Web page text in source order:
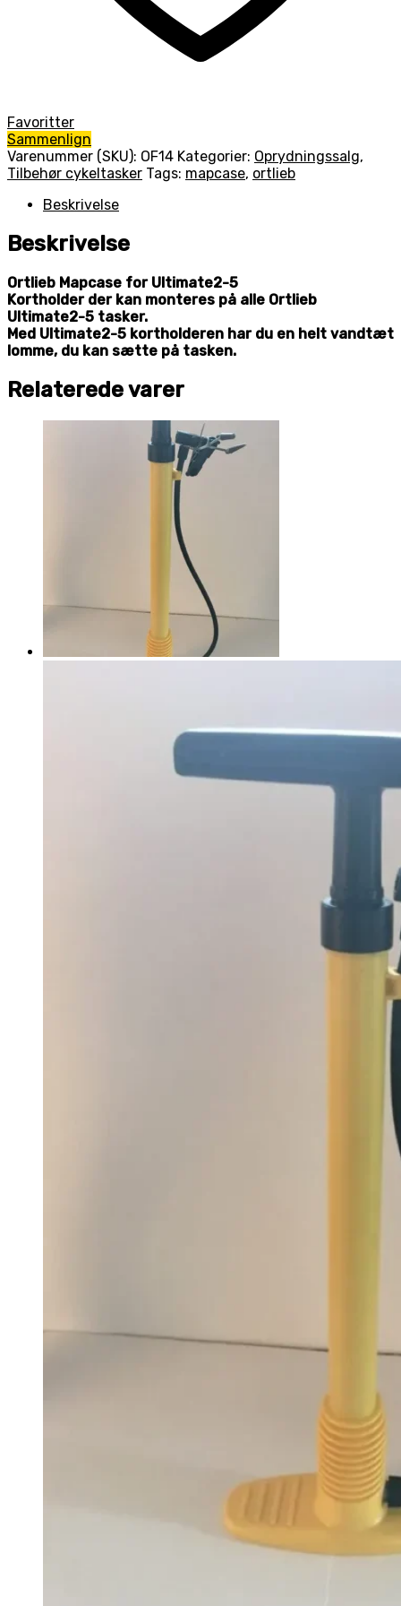
Favoritter
Sammenlign
Varenummer (SKU): OF14 Kategorier: Oprydningssalg,
Tilbehør cykeltasker Tags: mapcase, ortlieb
Beskrivelse
Beskrivelse
Ortlieb Mapcase for Ultimate2-5
Kortholder der kan monteres på alle Ortlieb
Ultimate2-5 tasker.
Med Ultimate2-5 kortholderen har du en helt vandtæt
lomme, du kan sætte på tasken.
Relaterede varer